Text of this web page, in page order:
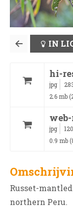
IN
hi-
jpg
2.6 mb
jpg
0.9 mb
Russet-
northern Peru.